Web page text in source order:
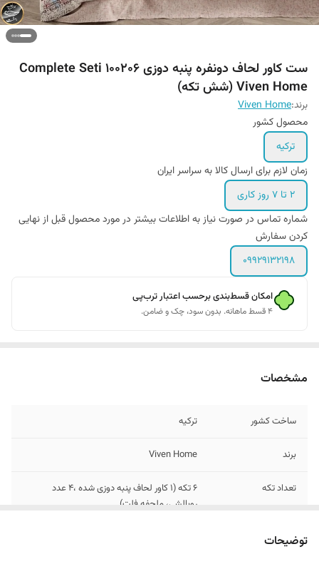
ست کاور لحاف دونفره پنبه دوزی 100206 Complete Seti
Viven Home (شش تکه)
برند:Viven Home
محصول کشور
ترکیه
زمان لازم برای ارسال کالا به سراسر ایران
2 تا 7 روز کاری
شماره تماس در صورت نیاز به اطلاعات بیشتر در مورد محصول قبل از نهایی
کردن سفارش
09929132198
امکان قسط‌بندی برحسب اعتبار ترب‌پی
۴ قسط ماهانه. بدون سود، چک و ضامن.
مشخصات
ساخت کشور ترکیه
برند Viven Home
تعداد تکه
6 تکه (1 کاور لحاف پنبه دوزی شده ،4 عدد
روبالشی، ملحفه فلت)
تعداد روبالشی
توضیحات